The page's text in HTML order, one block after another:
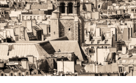
LOCATIF
GARANTIR L'